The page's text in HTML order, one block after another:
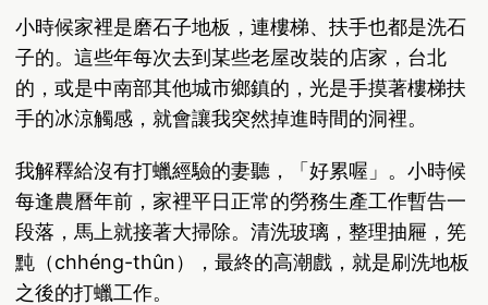
小時候家裡是磨石子地板，連樓梯、扶手也都是洗石
子的。這些年每次去到某些老屋改裝的店家，台北
的，或是中南部其他城市鄉鎮的，光是手摸著樓梯扶
手的冰涼觸感，就會讓我突然掉進時間的洞裡。
我解釋給沒有打蠟經驗的妻聽，「好累喔」。小時候
每逢農曆年前，家裡平日正常的勞務生產工作暫告一
段落，馬上就接著大掃除。清洗玻璃，整理抽屜，筅
黗（chhéng-thûn），最終的高潮戲，就是刷洗地板
之後的打蠟工作。